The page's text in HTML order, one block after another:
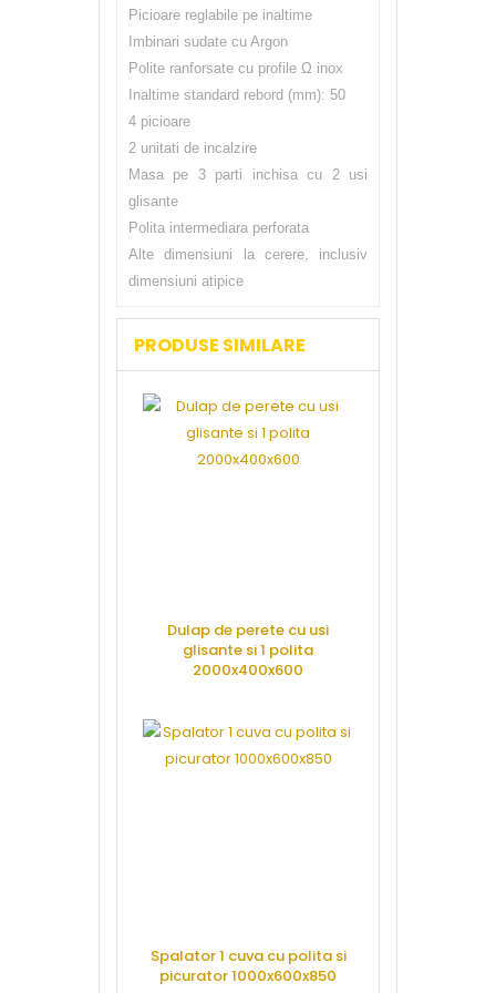
Picioare reglabile pe inaltime
Imbinari sudate cu Argon
Polite ranforsate cu profile Ω inox
Inaltime standard rebord (mm): 50
4 picioare
2 unitati de incalzire
Masa pe 3 parti inchisa cu 2 usi
glisante
Polita intermediara perforata
Alte dimensiuni la cerere, inclusiv
dimensiuni atipice
PRODUSE SIMILARE
Dulap de perete cu usi
glisante si 1 polita
2000x400x600
Spalator 1 cuva cu polita si
picurator 1000x600x850